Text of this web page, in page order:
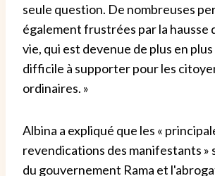
seule question. De nombreuses
également frustrées par la hausse
vie, qui est devenue de plus en
difficile à supporter pour les
ordinaires. »
Albina a expliqué que les «
revendications des manifestants »
du gouvernement Rama et